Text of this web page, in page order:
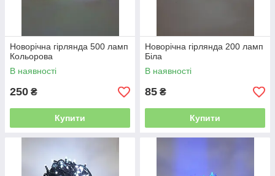
Новорічна гірлянда 500 ламп
Кольорова
В наявності
250 ₴
Купити
Новорічна гірлянда 200 ламп
Біла
В наявності
85 ₴
Купити